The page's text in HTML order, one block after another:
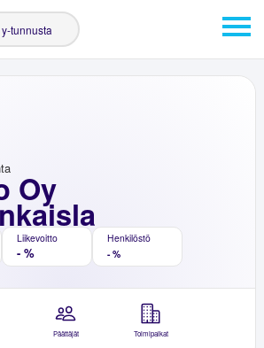
Oy
Liikevoitto
- %
Henkilöstö
- %
Päättäjät Toimipaikat